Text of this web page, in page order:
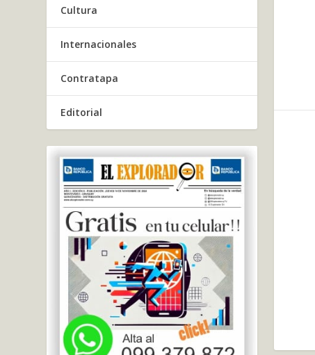
Cultura
Internacionales
Contratapa
Editorial